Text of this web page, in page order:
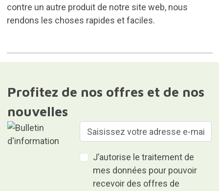
contre un autre produit de notre site web, nous
rendons les choses rapides et faciles.
Profitez de nos offres et de nos
nouvelles
J’autorise le traitement de
mes données pour pouvoir
recevoir des offres de